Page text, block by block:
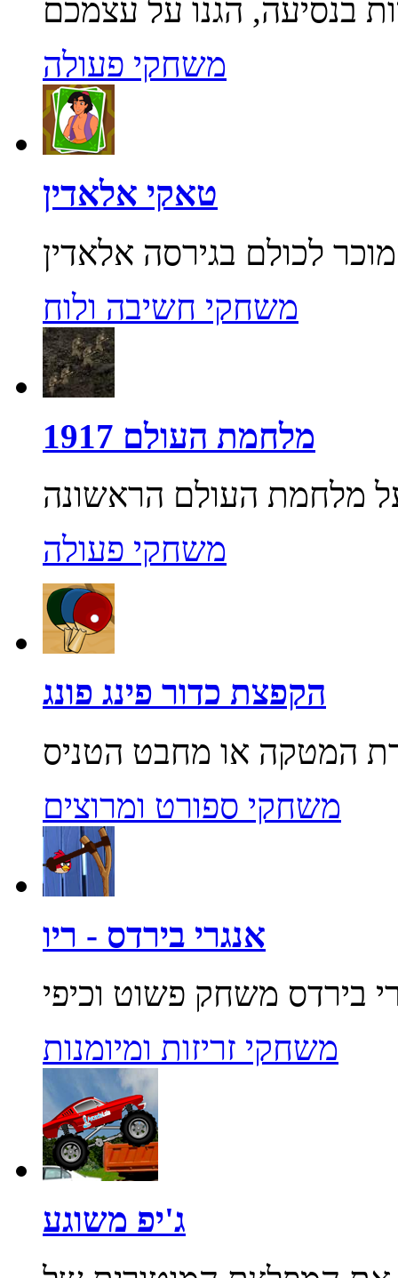
משחקי פעולה
טאקי אלאדין
משחקי חשיבה ולוח
מלחמת העולם 1917
משחקי פעולה
הקפצת כדור פינג פונג
משחקי ספורט ומרוצים
אנגרי בירדס - ריו
משחקי זריזות ומיומנות
ג'יפ משוגע